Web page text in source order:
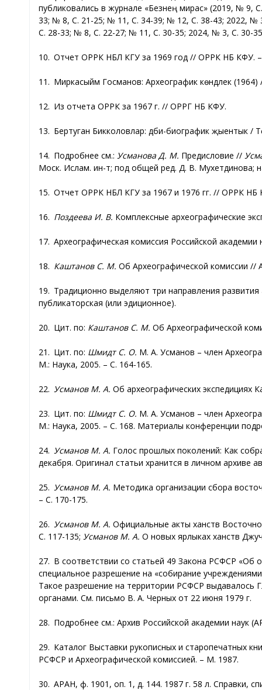
публиковались в журнале «Безнең мирас» (2019, №
33; № 8, С. 21-25; № 11, С. 34-39; № 12, С. 38-43; 2022,
С. 28-33; № 8, С. 22-27; № 11, С. 30-35; 2024, № 3, С. 30-
10. Отчет ОРРК НБЛ КГУ за 1969 год // ОРРК НБ КФУ. –
11. Миркасыйм Госманов: Археографик көндәлек
12. Из отчета ОРРК за 1967 г. // ОРРГ НБ КФУ.
13. Бертуган Бикколовлар: әдәби-биографик җыентык /
14. Подробнее см.: Усманова Д. М. Предисловие //
Моск. Ислам. ин-т; под общей ред. Д. В. Мухетдинова;
15. Отчет ОРРК НБЛ КГУ за 1967 и 1976 гг. // ОРРК НБ
16. Поздеева И. В. Комплексные археографические
17. Археографическая комиссия Российской академии
18. Каштанов С. М. Об Археографической комиссии //
19. Традиционно выделяют три направления развития
публикаторская (или эдиционное).
20. Цит. по: Каштанов С. М. Об Археографической
21. Цит. по: Шмидт С. О. М. А. Усманов – член
М.: Наука, 2005. – С. 164-165.
22. Усманов М. А. Об археографических экспедициях
23. Цит. по: Шмидт С. О. М. А. Усманов – член
М.: Наука, 2005. – С. 168. Материалы конференции
24. Усманов М. А. Голос прошлых поколений: Как
декабря. Оригинал статьи хранится в личном архиве
25. Усманов М. А. Методика организации сбора
– С. 170-175.
26. Усманов М. А. Официальные акты ханств
С. 117-135; Усманов М. А. О новых ярлыках ханств
27. В соответствии со статьей 49 Закона РСФСР «Об
специальное разрешение на «собирание
Такое разрешение на территории РСФСР
органами. См. письмо В. А. Черных от 22 июня 1979 г.
28. Подробнее см.: Архив Российской академии наук
29. Каталог Выставки рукописных и старопечатных
РСФСР и Археографической комиссией. – М. 1987.
30. АРАН, ф. 1901, оп. 1, д. 144. 1987 г. 58 л. Справки,